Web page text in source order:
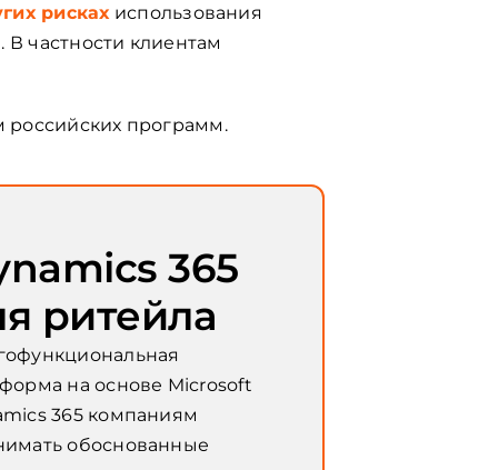
рисках использования
частности клиентам
российских программ.
365
ритейла
на основе Microsoft
365 компаниям
обоснованные